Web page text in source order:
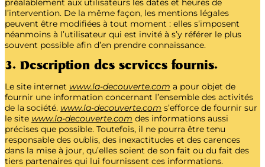
préalablement aux utilisateurs les dates et heures de
l’intervention. De la même façon, les mentions légales
peuvent être modifiées à tout moment : elles s’imposent
néanmoins à l’utilisateur qui est invité à s’y référer le plus
souvent possible afin d’en prendre connaissance.
3. Description des services fournis.
Le site internet www.la-decouverte.com a pour objet de
fournir une information concernant l’ensemble des activités
de la société. www.la-decouverte.com s’efforce de fournir sur
le site www.la-decouverte.com des informations aussi
précises que possible. Toutefois, il ne pourra être tenu
responsable des oublis, des inexactitudes et des carences
dans la mise à jour, qu’elles soient de son fait ou du fait des
tiers partenaires qui lui fournissent ces informations.